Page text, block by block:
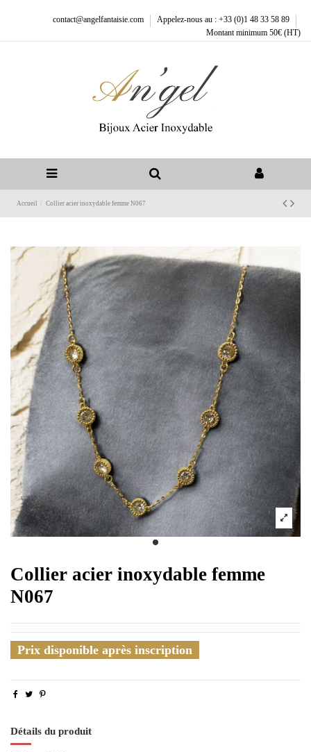
contact@angelfantaisie.com
Appelez-nous au : +33 (0)1 48 33 58 89
Montant minimum 50€ (HT)
Accueil Collier acier inoxydable femme N067
Collier acier inoxydable femme
N067
Prix disponible après inscription
Détails du produit